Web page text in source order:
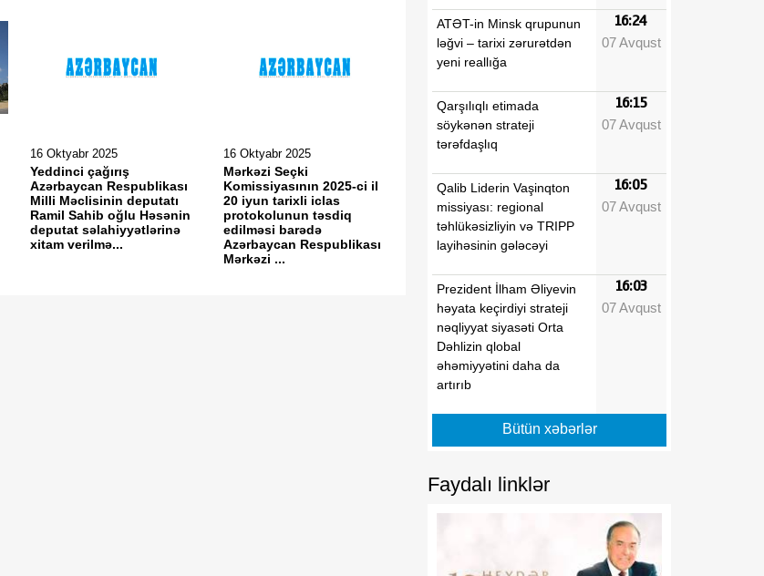
16 Oktyabr 2025
Yeddinci çağırış
Azərbaycan Respublikası
Milli Məclisinin deputatı
Ramil Sahib oğlu Həsənin
deputat səlahiyyətlərinə
xitam verilmə...
16 Oktyabr 2025
Mərkəzi Seçki
Komissiyasının 2025-ci il
20 iyun tarixli iclas
protokolunun təsdiq
edilməsi barədə
Azərbaycan Respublikası
Mərkəzi ...
ATƏT-in Minsk qrupunun
ləğvi – tarixi zərurətdən
yeni reallığa
16:24
07 Avqust
Qarşılıqlı etimada
söykənən strateji
tərəfdaşlıq
16:15
07 Avqust
Qalib Liderin Vaşinqton
missiyası: regional
təhlükəsizliyin və TRIPP
layihəsinin gələcəyi
16:05
07 Avqust
Prezident İlham Əliyevin
həyata keçirdiyi strateji
nəqliyyat siyasəti Orta
Dəhlizin qlobal
əhəmiyyətini daha da
artırıb
16:03
07 Avqust
Nazir Rəşad Nəbiyev
Zəngilanda vətəndaşlarla
07 Avqust
Geosiyasi baxımdan "Yaşıl
əhəmiyyətini əhəmiyyətli
07 Avqust
Bütün xəbərlər
Faydalı linklər